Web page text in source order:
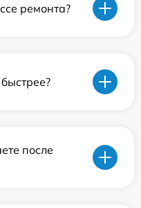
ремонта?
после